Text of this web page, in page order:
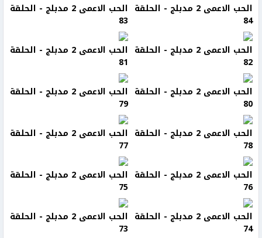
الحب الاعمى 2 مدبلج - الحلقة
84
الحب الاعمى 2 مدبلج - الحلقة
83
الحب الاعمى 2 مدبلج - الحلقة
82
الحب الاعمى 2 مدبلج - الحلقة
81
الحب الاعمى 2 مدبلج - الحلقة
80
الحب الاعمى 2 مدبلج - الحلقة
79
الحب الاعمى 2 مدبلج - الحلقة
78
الحب الاعمى 2 مدبلج - الحلقة
77
الحب الاعمى 2 مدبلج - الحلقة
76
الحب الاعمى 2 مدبلج - الحلقة
75
الحب الاعمى 2 مدبلج - الحلقة
74
الحب الاعمى 2 مدبلج - الحلقة
73